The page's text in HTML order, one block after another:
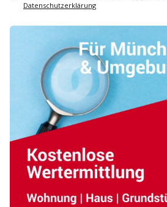
Datenschutzerklärung